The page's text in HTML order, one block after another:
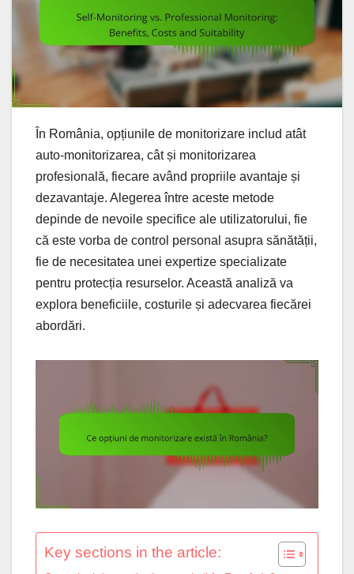
În România, opțiunile de monitorizare includ atât
auto-monitorizarea, cât și monitorizarea
profesională, fiecare având propriile avantaje și
dezavantaje. Alegerea între aceste metode
depinde de nevoile specifice ale utilizatorului, fie
că este vorba de control personal asupra sănătății,
fie de necesitatea unei expertize specializate
pentru protecția resurselor. Această analiză va
explora beneficiile, costurile și adecvarea fiecărei
abordări.
Key sections in the article: